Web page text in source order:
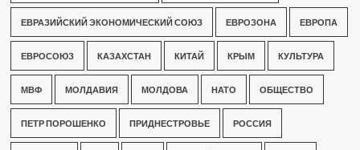
ЕВРАЗИЙСКИЙ ЭКОНОМИЧЕСКИЙ СОЮЗ ЕВРОЗОНА ЕВРОПА
ЕВРОСОЮЗ КАЗАХСТАН КИТАЙ КРЫМ КУЛЬТУРА
МВФ МОЛДАВИЯ МОЛДОВА НАТО ОБЩЕСТВО
ПЕТР ПОРОШЕНКО ПРИДНЕСТРОВЬЕ РОССИЯ